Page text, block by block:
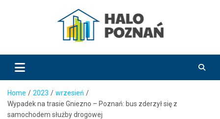
HaloPoznań.pl
Home 2023
wrzesień
Wypadek na trasie Gniezno – Poznań: bus zderzył się z
samochodem służby drogowej